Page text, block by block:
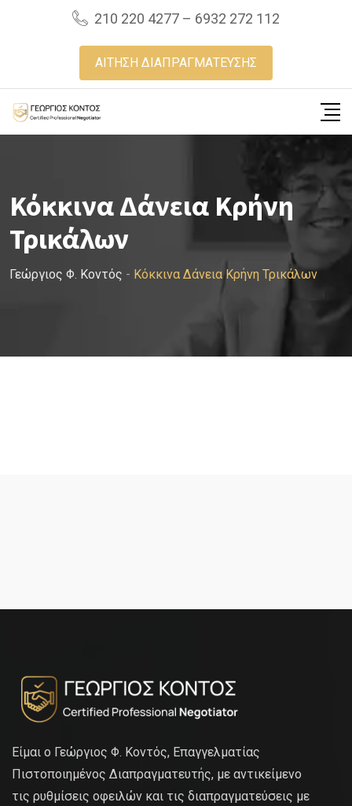
210 220 4277 – 6932 272 112
ΑΙΤΗΣΗ ΔΙΑΠΡΑΓΜΑΤΕΥΣΗΣ
Κόκκινα Δάνεια Κρήνη
Τρικάλων
Γεώργιος Φ. Κοντός - Κόκκινα Δάνεια Κρήνη Τρικάλων
Είμαι ο Γεώργιος Φ. Κοντός, Επαγγελματίας
Πιστοποιημένος Διαπραγματευτής, με αντικείμενο
τις ρυθμίσεις οφειλών και τις διαπραγματεύσεις με